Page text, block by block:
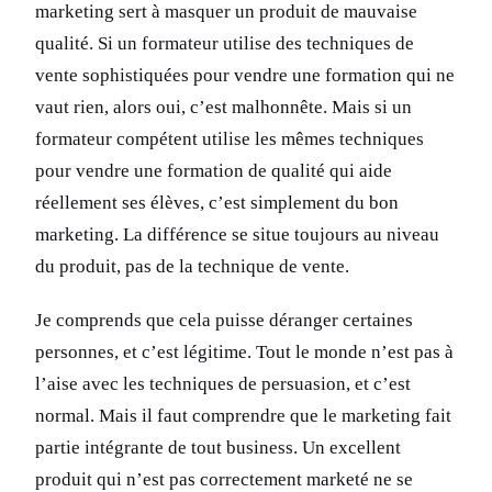
marketing sert à masquer un produit de mauvaise
qualité. Si un formateur utilise des techniques de
vente sophistiquées pour vendre une formation qui ne
vaut rien, alors oui, c’est malhonnête. Mais si un
formateur compétent utilise les mêmes techniques
pour vendre une formation de qualité qui aide
réellement ses élèves, c’est simplement du bon
marketing. La différence se situe toujours au niveau
du produit, pas de la technique de vente.
Je comprends que cela puisse déranger certaines
personnes, et c’est légitime. Tout le monde n’est pas à
l’aise avec les techniques de persuasion, et c’est
normal. Mais il faut comprendre que le marketing fait
partie intégrante de tout business. Un excellent
produit qui n’est pas correctement marketé ne se